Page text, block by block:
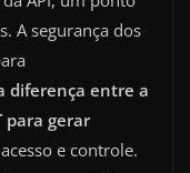
A segurança dos
diferença entre a
para gerar
e controle.